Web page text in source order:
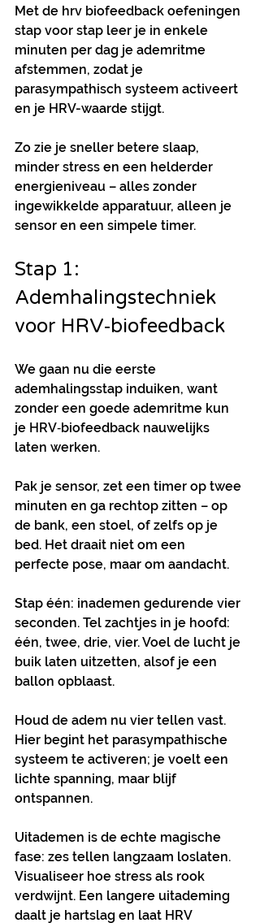
Met de hrv biofeedback oefeningen
stap voor stap leer je in enkele
minuten per dag je ademritme
afstemmen, zodat je
parasympathisch systeem activeert
en je HRV-waarde stijgt.
Zo zie je sneller betere slaap,
minder stress en een helderder
energieniveau – alles zonder
ingewikkelde apparatuur, alleen je
sensor en een simpele timer.
Stap 1:
Ademhalingstechniek
voor HRV‑biofeedback
We gaan nu die eerste
ademhalingsstap induiken, want
zonder een goede ademritme kun
je HRV‑biofeedback nauwelijks
laten werken.
Pak je sensor, zet een timer op twee
minuten en ga rechtop zitten – op
de bank, een stoel, of zelfs op je
bed. Het draait niet om een
perfecte pose, maar om aandacht.
Stap één: inademen gedurende vier
seconden. Tel zachtjes in je hoofd:
één, twee, drie, vier. Voel de lucht je
buik laten uitzetten, alsof je een
ballon opblaast.
Houd de adem nu vier tellen vast.
Hier begint het parasympathische
systeem te activeren; je voelt een
lichte spanning, maar blijf
ontspannen.
Uitademen is de echte magische
fase: zes tellen langzaam loslaten.
Visualiseer hoe stress als rook
verdwijnt. Een langere uitademing
daalt je hartslag en laat HRV